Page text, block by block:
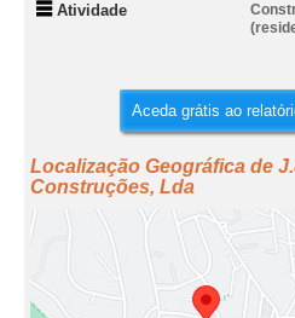
Atividade
Aceda grátis ao
Localização Geográfica de
Construções, Lda